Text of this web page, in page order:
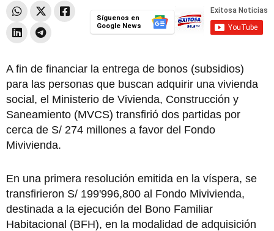
Síguenos en
Google News
A fin de financiar la entrega de bonos (subsidios)
para las personas que buscan adquirir una vivienda
social, el Ministerio de Vivienda, Construcción y
Saneamiento (MVCS) transfirió dos partidas por
cerca de S/ 274 millones a favor del Fondo
Mivivienda.
En una primera resolución emitida en la víspera, se
transfirieron S/ 199'996,800 al Fondo Mivivienda,
destinada a la ejecución del Bono Familiar
Habitacional (BFH), en la modalidad de adquisición